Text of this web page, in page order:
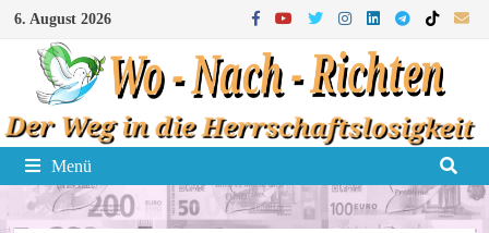
Zum
Inhalt
springen
6. August 2026
Menü